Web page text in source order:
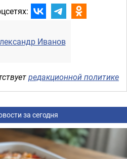
Иванов
редакционной политике
за сегодня